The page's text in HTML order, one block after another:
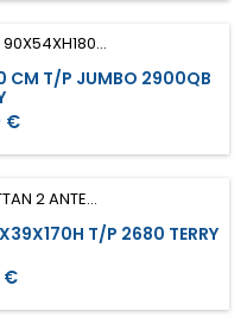
CM T/P JUMBO 2900QB
€
T/P 2680 TERRY
€